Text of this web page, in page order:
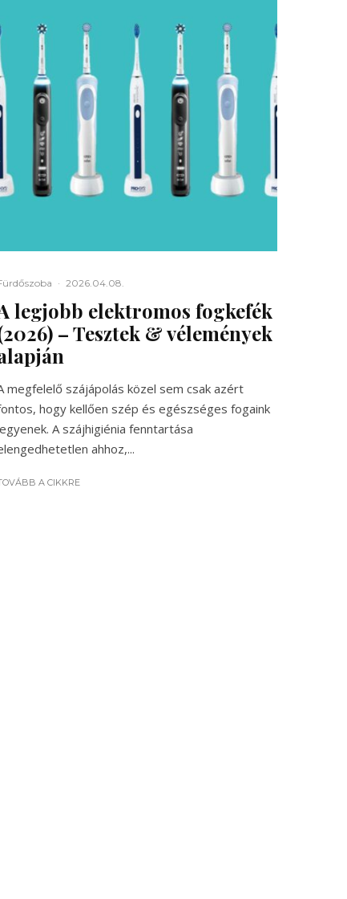
· 2026.04.08.
legjobb elektromos fogkefék
– Tesztek & vélemények
megfelelő szájápolás közel sem csak azért
hogy kellően szép és egészséges fogaink
A szájhigiénia fenntartása
ahhoz,...
A CIKKRE